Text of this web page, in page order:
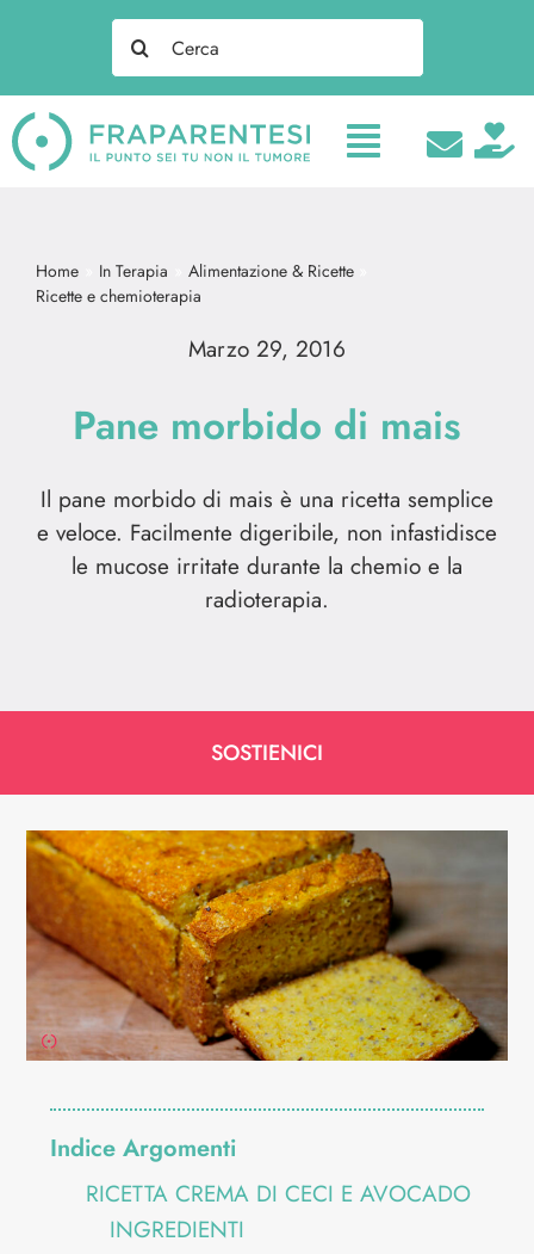
Search
for:
Home In Terapia
Alimentazione & Ricette
Ricette e chemioterapia
Marzo 29, 2016
Pane morbido di mais
Il pane morbido di mais è una ricetta semplice
e veloce. Facilmente digeribile, non infastidisce
le mucose irritate durante la chemio e la
radioterapia.
SOSTIENICI
Indice Argomenti
RICETTA CREMA DI CECI E AVOCADO
INGREDIENTI